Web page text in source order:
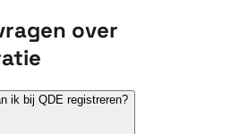
over
ik bij QDE registreren?